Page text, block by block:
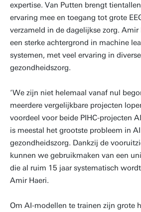
expertise. Van Putten brengt
ervaring mee en toegang tot grote
verzameld in de dagelijkse zorg.
een sterke achtergrond in machine
systemen, met veel ervaring in
gezondheidszorg.
‘We zijn niet helemaal vanaf nul
meerdere vergelijkbare projecten
voordeel voor beide PIHC-projecten
is meestal het grootste probleem in
gezondheidszorg. Dankzij de
kunnen we gebruikmaken van een
die al ruim 15 jaar systematisch
Amir Haeri.
Om AI-modellen te trainen zijn grote